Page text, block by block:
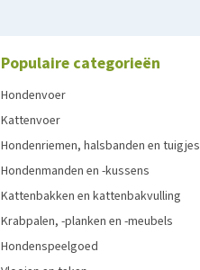
Populaire categorieën
Hondenvoer
Kattenvoer
Hondenriemen, halsbanden en tuigjes
Hondenmanden en -kussens
Kattenbakken en kattenbakvulling
Krabpalen, -planken en -meubels
Hondenspeelgoed